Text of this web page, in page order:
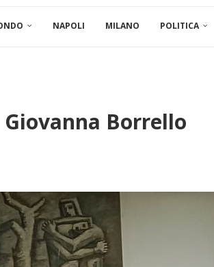
NAPOLI MILANO POLITICA
Borrello